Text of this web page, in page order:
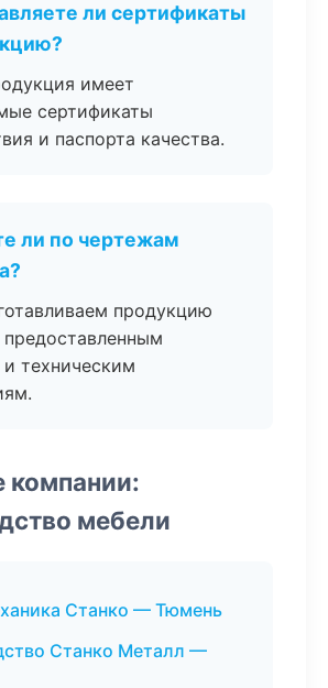
ли сертификаты
имеет
сертификаты
и паспорта качества.
ли по чертежам
продукцию
техническим
мебели
Станко — Тюмень
Станко Металл —